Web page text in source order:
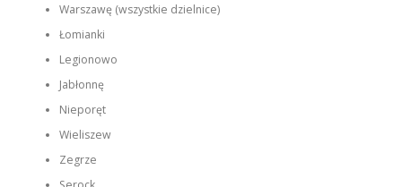
Warszawę (wszystkie dzielnice)
Łomianki
Legionowo
Jabłonnę
Nieporęt
Wieliszew
Zegrze